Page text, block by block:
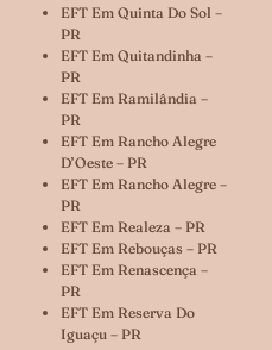
EFT Em Quinta Do Sol –
PR
EFT Em Quitandinha –
PR
EFT Em Ramilândia –
PR
EFT Em Rancho Alegre
D’Oeste – PR
EFT Em Rancho Alegre –
PR
EFT Em Realeza – PR
EFT Em Rebouças – PR
EFT Em Renascença –
PR
EFT Em Reserva Do
Iguaçu – PR